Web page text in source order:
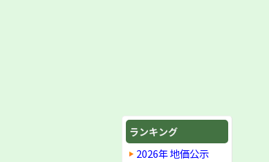
ランキング
2026年 地価公示